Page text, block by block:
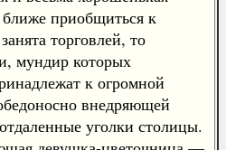
приобщиться к
торговлей, то
мундир которых
к огромной
внедряющей
уголки столицы.